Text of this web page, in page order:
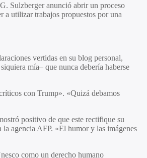
Sulzberger anunció abrir un proceso
utilizar trabajos propuestos por una
vertidas en su blog personal,
mía– que nunca debería haberse
con Trump». «Quizá debamos
positivo de que este rectifique su
agencia AFP. «El humor y las imágenes
como un derecho humano